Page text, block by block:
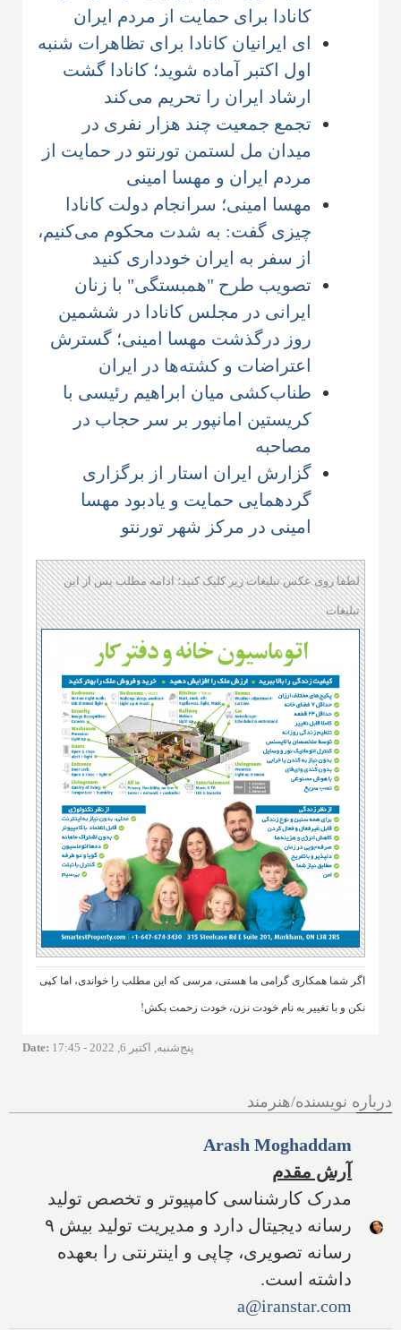
کانادا برای حمایت از مردم ایران
ای ایرانیان کانادا برای تظاهرات شنبه
اول اکتبر آماده شوید؛ کانادا گشت
ارشاد ایران را تحریم می‌کند
تجمع جمعیت چند هزار نفری در
میدان مل لستمن تورنتو در حمایت از
مردم ایران و مهسا امینی
مهسا امینی؛ سرانجام دولت کانادا
چیزی گفت: به شدت محکوم می‌کنیم،
از سفر به ایران خودداری کنید
تصویب طرح "همبستگی" با زنان
ایرانی در مجلس کانادا در ششمین
روز درگذشت مهسا امینی؛ گسترش
اعتراضات و کشته‌ها در ایران
طناب‌کشی میان ابراهیم رئیسی با
کریستین امانپور بر سر حجاب در
مصاحبه
گزارش ایران استار از برگزاری
گردهمایی حمایت و یادبود مهسا
امینی در مرکز شهر تورنتو
لطفا روی عکس تبلیغات زیر کلیک کنید؛ ادامه مطلب پس از این
تبلیغات
اگر شما همکاری گرامی ما هستی، مرسی که این مطلب را خواندی، اما کپی
نکن و با تغییر به نام خودت نزن، خودت زحمت بکش!
Date: پنج‌شنبه, اکتبر 6, 2022 - 17:45
درباره نویسنده/هنرمند
Arash Moghaddam
آرش مقدم
مدرک کارشناسی کامپیوتر و تخصص تولید
رسانه دیجیتال دارد و مدیریت تولید بیش ۹
رسانه تصویری، چاپی و اینترنتی را بعهده
داشته است.
a@iranstar.com